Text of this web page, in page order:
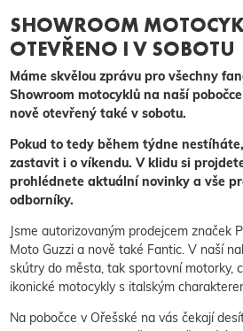
SHOWROOM
OTEVŘENO I V SOBOTU
Máme skvělou zprávu pro všechny
Showroom motocyklů na naší
nově otevřený také v sobotu.
Pokud to tedy během týdne
zastavit i o víkendu. V klidu si
prohlédnete aktuální novinky a vše
odborníky.
Jsme autorizovaným prodejcem značek
Moto Guzzi a nově také Fantic. V naší
skútry do města, tak sportovní motorky,
ikonické motocykly s italským
Na pobočce v Ořešské na vás čekají